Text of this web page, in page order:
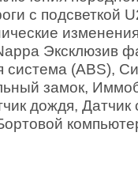
с подсветкой
Эксклюзив
система (ABS),
замок,
дождя, Датчик